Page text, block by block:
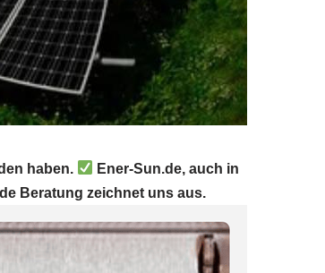
haben.
Ener-Sun.de, auch in
Beratung zeichnet uns aus.